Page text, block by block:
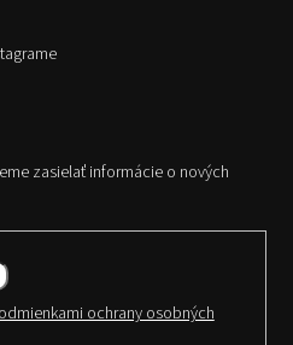
zasielať informácie o nových
ochrany osobných